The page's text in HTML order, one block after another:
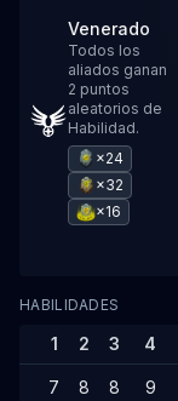
Venerado
Todos los
aliados ganan
2 puntos
aleatorios de
Habilidad.
×24
×32
×16
HABILIDADES
1 2 3 4
7 8 8 9